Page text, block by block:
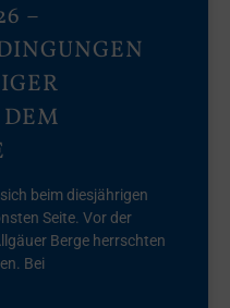
–
DEM
beim diesjährigen
Seite. Vor der
Berge herrschten
Bei